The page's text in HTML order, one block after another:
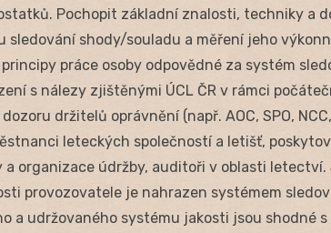
Pochopit základní znalosti, techniky a
sledování shody/souladu a měření jeho
práce osoby odpovědné za systém
s nálezy zjištěnými ÚCL ČR v rámci
držitelů oprávnění (např. AOC, SPO, NCC,
leteckých společností a letišť,
a organizace údržby, auditoři v oblasti
provozovatele je nahrazen systémem
a udržovaného systému jakosti jsou shodné